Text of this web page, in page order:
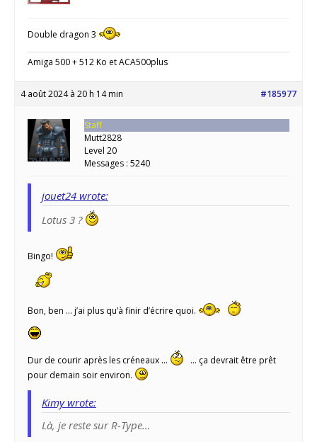
Double dragon 3
Amiga 500 + 512 Ko et ACA500plus
4 août 2024 à 20 h 14 min #185977
Staff
Mutt2828
Level 20
Messages : 5240
jouet24 wrote:
Lotus 3 ?
Bingo!
Bon, ben … j’ai plus qu’à finir d’écrire quoi.
Dur de courir après les créneaux …
… ça devrait être prêt
pour demain soir environ.
Kimy wrote:
Là, je reste sur R-Type…